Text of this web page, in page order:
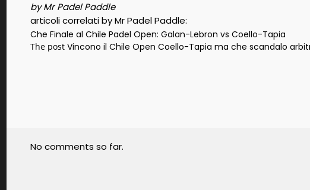
by Mr Padel Paddle
articoli correlati by Mr Padel Paddle:
Che Finale al Chile Padel Open: Galan-Lebron vs Coello-Tapia
The post Vincono il Chile Open Coello-Tapia ma che scandalo
No comments so far.